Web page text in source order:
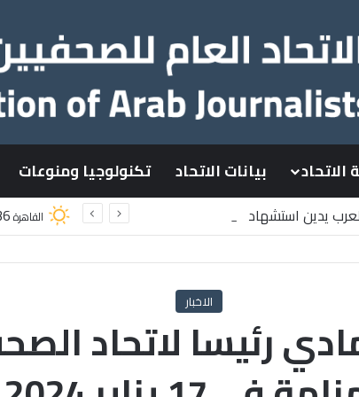
بيانات الاتحاد تكنولوجيا ومنوعات
يدين استشهاد
القاهرة
الاخبار
رئيسا لاتحاد